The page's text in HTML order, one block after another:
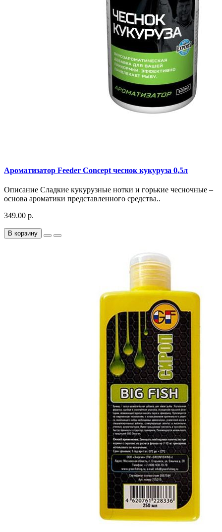
Ароматизатор Feeder Concept чеснок кукуруза 0,5л
Описание Сладкие кукурузные нотки и горькие чесночные –
основа ароматики представленного средства..
349.00 р.
В корзину